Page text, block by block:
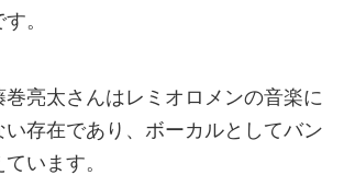
。
巻亮太さんはレミオロメンの音楽に
い存在であり、ボーカルとしてバン
います。